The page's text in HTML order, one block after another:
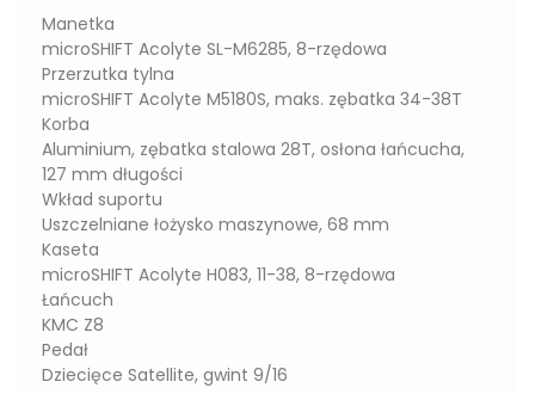
Manetka
microSHIFT Acolyte SL-M6285, 8-rzędowa
Przerzutka tylna
microSHIFT Acolyte M5180S, maks. zębatka 34-38T
Korba
Aluminium, zębatka stalowa 28T, osłona łańcucha,
127 mm długości
Wkład suportu
Uszczelniane łożysko maszynowe, 68 mm
Kaseta
microSHIFT Acolyte H083, 11-38, 8-rzędowa
Łańcuch
KMC Z8
Pedał
Dziecięce Satellite, gwint 9/16